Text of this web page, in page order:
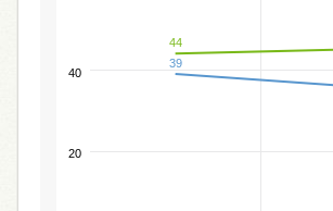
39
44
20
40